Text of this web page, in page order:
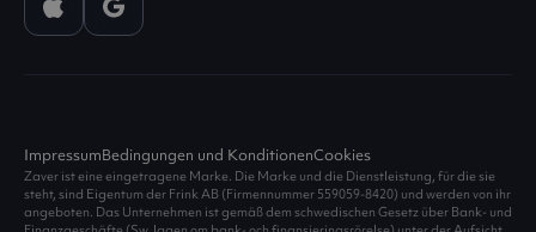
Zaver ist eine eingetragene Marke. Die Marke und die Dienstleistung, für die sie
steht, sind Eigentum der Frink AB (Firmennummer 559059-8420) und werden von ihr
angeboten. Das Unternehmen ist gemäß dem schwedischen Gesetz über Bank- und
ImpressumBedingungen und KonditionenCookies